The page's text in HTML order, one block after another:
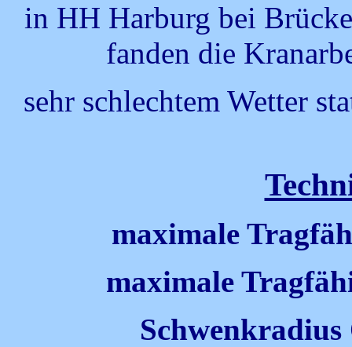
in HH Harburg bei
fanden die
sehr schlechtem Wetter
maximale
maximale